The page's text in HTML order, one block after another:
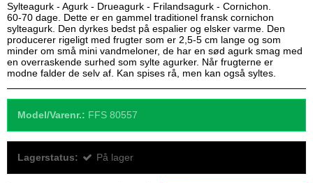
Sylteagurk - Agurk - Drueagurk - Frilandsagurk - Cornichon.
60-70 dage. Dette er en gammel traditionel fransk cornichon
sylteagurk. Den dyrkes bedst på espalier og elsker varme. Den
producerer rigeligt med frugter som er 2,5-5 cm lange og som
minder om små mini vandmeloner, de har en sød agurk smag med
en overraskende surhed som sylte agurker. Når frugterne er
modne falder de selv af. Kan spises rå, men kan også syltes.
Model/Varenr.: FFS 80557
Lagerstatus: På lager